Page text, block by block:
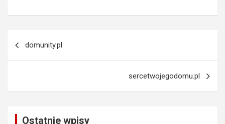
domunity.pl
sercetwojegodomu.pl
Ostatnie wpisy